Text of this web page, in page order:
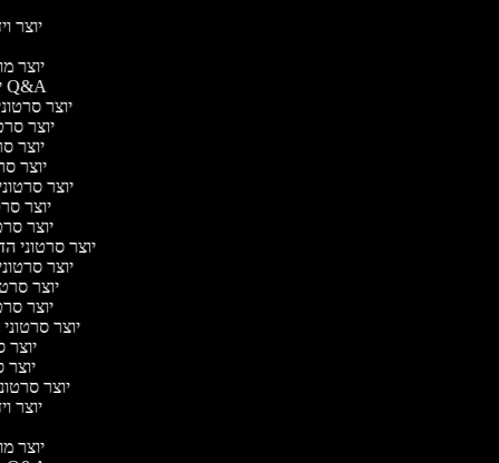
יוצר
יוצר
יוצר סרטוני Q&A
יוצר
יוצר
יוצר
יוצר
יוצר
יוצר
יוצר
יוצר סרטוני
יוצר
יוצר
יוצר
יוצר
יוצר
יוצר
יוצר
יוצר
יוצר